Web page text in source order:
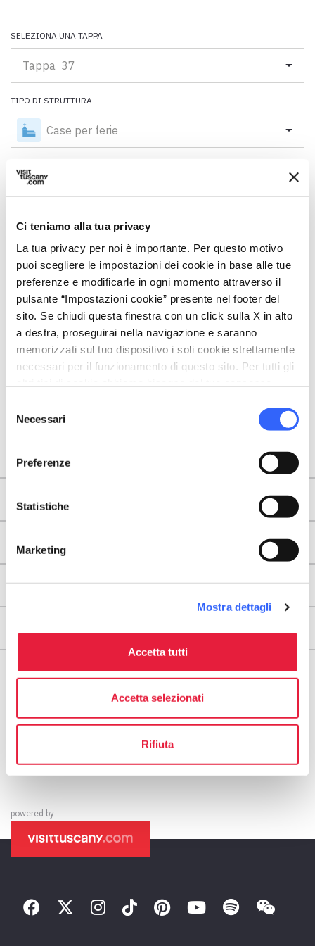
Ci teniamo alla tua privacy
La tua privacy per noi è importante. Per questo motivo
puoi scegliere le impostazioni dei cookie in base alle tue
preferenze e modificarle in ogni momento attraverso il
pulsante “Impostazioni cookie” presente nel footer del
sito. Se chiudi questa finestra con un click sulla X in alto
a destra, proseguirai nella navigazione e saranno
memorizzati sul tuo dispositivo i soli cookie strettamente
necessari per il funzionamento di questo sito. Per tutti gli
delNecessari
Preferenze
Statistiche
Marketing
Mostra dettagli
Accetta tutti
Accetta selezionati
Rifiuta
la Via Francigena Toscana.
SELEZIONA UNA TAPPA
Tappa 37
TIPO DI STRUTTURA
Case per ferie
map Vedi su mappa
Scopri tutti gli alloggi vicini alla Francigena su:
Territori
Tappe
Info utili
powered by